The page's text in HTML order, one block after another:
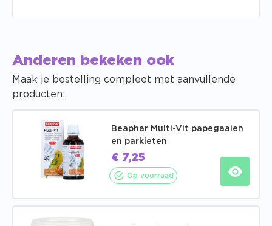
Anderen bekeken ook
Maak je bestelling compleet met aanvullende
producten:
Beaphar Multi-Vit papegaaien
en parkieten
€ 7,25
Op voorraad